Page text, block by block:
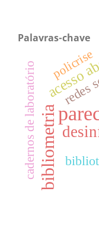
Palavras-chave
bibliometria
redes
policrise
cadernos de laboratório